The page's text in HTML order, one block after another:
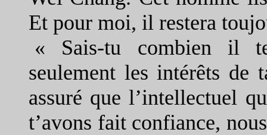
Et pour moi, il restera
« Sais-tu combien il
seulement les intérêts de
assuré que l’intellectuel
t’avons fait confiance,